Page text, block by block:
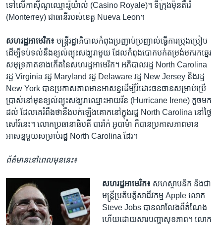
ទៅលើ​កាស៊ីណូ​ឈ្មោះ​រ៉ូយ៉ាល់​ (Casino​ Royale)។​ ទីក្រុង​ម៉ុនតឺរ៉េ​
(Monterrey)​ ជា​ធានី​របស់​ខេត្ត​ Nueva Leon។
សហរដ្ឋ​អាមេរិក៖ មន្រ្តី​រដ្ឋាភិបាល​កំពុង​ប្រញាប់ប្រញាល់​ធ្វើ​ការ​ប្រុងប្រៀប​
ដើម្បី​ទប់ទល់​នឹង​ខ្យល់ព្យុះ​សង្ឃរា​មួយ​ ដែល​កំពុង​បោកបក់​តម្រង់​មករក​ឆ្នេរ​
សមុទ្រ​ភាគ​ខាងកើត​នៃ​សហរដ្ឋ​អាមេរិក។​ អភិបាល​រដ្ឋ​ North Carolina
រដ្ឋ​ Virginia​ រដ្ឋ​ Maryland​ រដ្ឋ​ Delaware​ រដ្ឋ​ New Jersey​ និង​រដ្ឋ​
New York​ បាន​ប្រកាស​ភាព​មាន​អាសន្ន​ដើម្បី​រំដោះ​ធនធាន​សម្រាប់​ប្រើ
ប្រាស់​នៅ​មុន​ខ្យល់ព្យុះ​សង្ឃរា​ឈ្មោះ​អាយរីន​ (Hurricane​ Irene) កួច​មក​
ដល់​ ដែល​គេ​រំពឹង​ថា​នឹង​បក់​ឡើង​គោក​នៅ​ក្នុង​រដ្ឋ​ North Carolina នៅ​ថ្ងៃ
សៅរ៍​នេះ។​ លោក​ប្រធានាធិបតី​ បារ៉ាក់​ អូបាម៉ា​ ក៏​បាន​ប្រកាស​ភាព​មាន​
អាសន្ន​មួយ​សម្រាប់​រដ្ឋ​ North Carolina ​ដែរ។
ព័ត៌មាន​នៅ​ពេល​មុន​នេះ៖
សហរដ្ឋ​អាមេរិក៖ សហស្ថាបនិក ​និងជា​
មន្ដ្រី​ប្រតិបត្ដិ​សាជីវកម្ម​ Apple​ លោក​
Steve Jobs​ បាន​លា​លែង​ពី​តំណែង​
ហើយ​ដោយ​សារ​បញ្ហា​សុខភាព។ លោក​